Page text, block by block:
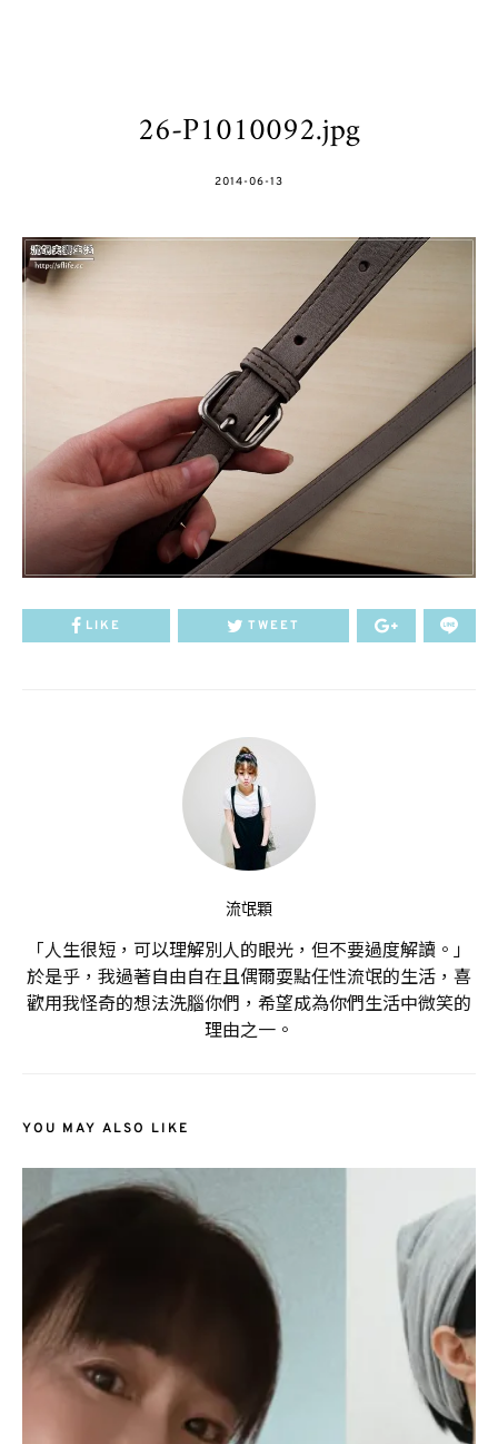
26-P1010092.jpg
POSTED
2014-06-13
LIKE TWEET
流氓顆
「人生很短，可以理解別人的眼光，但不要過度解讀。」
於是乎，我過著自由自在且偶爾耍點任性流氓的生活，喜
歡用我怪奇的想法洗腦你們，希望成為你們生活中微笑的
理由之一。
YOU MAY ALSO LIKE